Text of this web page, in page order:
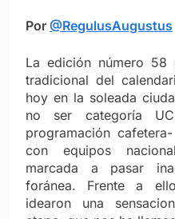
Por @RegulusAugustus
La edición número 58
tradicional del
hoy en la soleada
no ser categoría
programación
con equipos
marcada a pasar
foránea. Frente a
idearon una